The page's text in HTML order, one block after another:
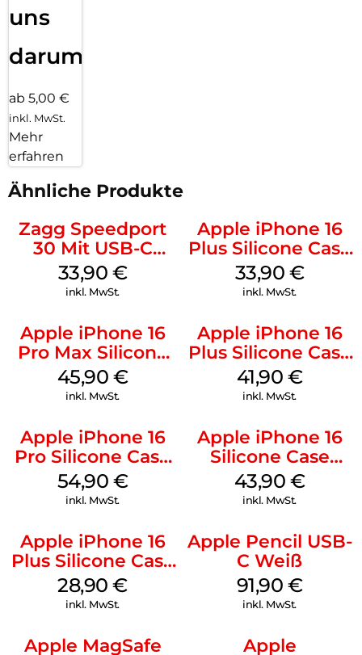
uns
darum!
ab 5,00 €
inkl. MwSt.
Mehr
erfahren
Ähnliche Produkte
Zagg Speedport
30 Mit USB-C
Kabel Weiß
33,90 €
inkl. MwSt.
Apple iPhone 16
Plus Silicone Case
MagSafe Lake
Green
33,90 €
inkl. MwSt.
Apple iPhone 16
Pro Max Silicone
Case MagSafe
Ultramarine
45,90 €
inkl. MwSt.
Apple iPhone 16
Plus Silicone Case
MagSafe Stone
Gray
41,90 €
inkl. MwSt.
Apple iPhone 16
Pro Silicone Case
MagSafe Black
54,90 €
inkl. MwSt.
Apple iPhone 16
Silicone Case
MagSafe Plum
43,90 €
inkl. MwSt.
Apple iPhone 16
Plus Silicone Case
MagSafe Black
28,90€
inkl. MwSt.
Apple Pencil USB-
C Weiß
91,90 €
inkl. MwSt.
Apple MagSafe
Apple